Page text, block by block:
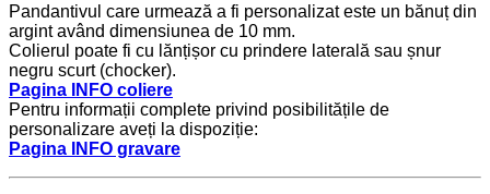
Pandantivul care urmează a fi personalizat este un bănuț din
argint având dimensiunea de 10 mm.
Colierul poate fi cu lănțișor cu prindere laterală sau șnur
negru scurt (chocker).
Pagina INFO coliere
Pentru informații complete privind posibilitățile de
personalizare aveți la dispoziție:
Pagina INFO gravare